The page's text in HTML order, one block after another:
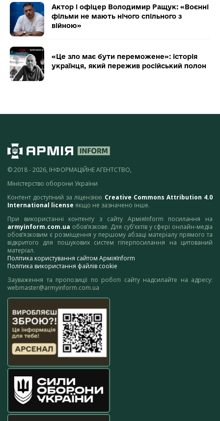
Актор і офіцер Володимир Ращук: «Воєнні
фільми не мають нічого спільного з
війною»
«Це зло має бути переможене»: історія
українця, який пережив російський полон
© 2018 - 2026, ІНФОРМАЦІЙНЕ АГЕНТСТВО,
Міністерство оборони України
Контент доступний за ліцензією Creative Commons Attribution 4.0
International license якщо не зазначено інше.
При використанні контенту з сайту АрміяInform посилання на
armyinform.com.ua обов’язкове. Для суб’єктів у сфері онлайн-медіа
обов’язковим є розміщення у першому абзаці матеріалу прямого та
відкритого для пошукових систем гіперпосилання на цитований
матеріал.
Політика користування сайтом АрміяInform
Політика використання файлів cookie
Зауваження та пропозиції по роботі сайту надсилайте на адресу:
webmaster@armyinform.com.ua